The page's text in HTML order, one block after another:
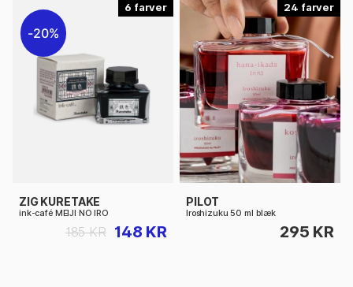
6
20%
ZIG KURETAKE
ink-café MEIJI NO IRO
148 KR
185 KR
24
PILOT
Iroshizuku 50 ml blæk
295 KR